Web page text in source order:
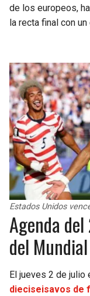
de los europeos,
la recta final con
Estados Unidos
Agenda
del
El jueves 2 de
dieciseisavos de